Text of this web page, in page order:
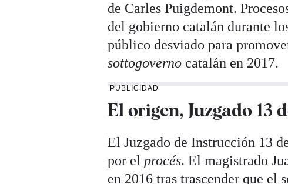
de Carles Puigdemont.
del gobierno catalán durante
público desviado para
sottogoverno catalán en 2017.
PUBLICIDAD
El origen, Juzgado 13
El Juzgado de Instrucción 13
por el procés. El magistrado
en 2016 tras trascender que el